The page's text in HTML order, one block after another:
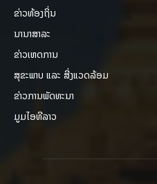
ຂ່າວທ້ອງຖິ່ນ
ນານາສາລະ
ຂ່າວເຫດການ
ສຸຂະພາບ ແລະ ສີ່ງແວດລ້ອມ
ຂ່າວການພັດທະນາ
ມູມໄອທີລາວ